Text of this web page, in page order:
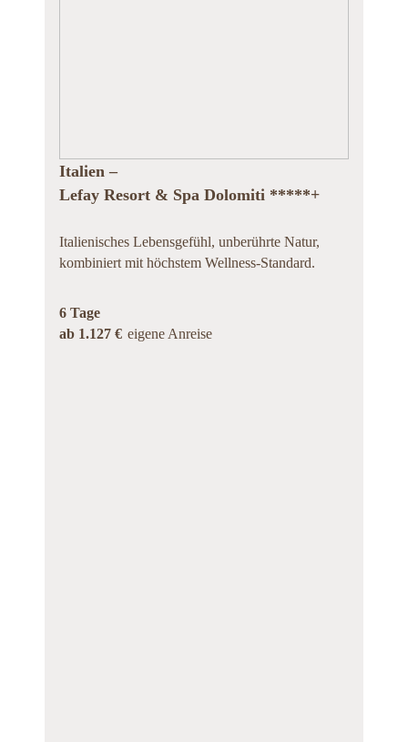
Italien –
Lefay Resort & Spa Dolomiti *****+
Italienisches Lebensgefühl, unberührte Natur,
kombiniert mit höchstem Wellness-Standard.
6 Tage
ab 1.127 € eigene Anreise